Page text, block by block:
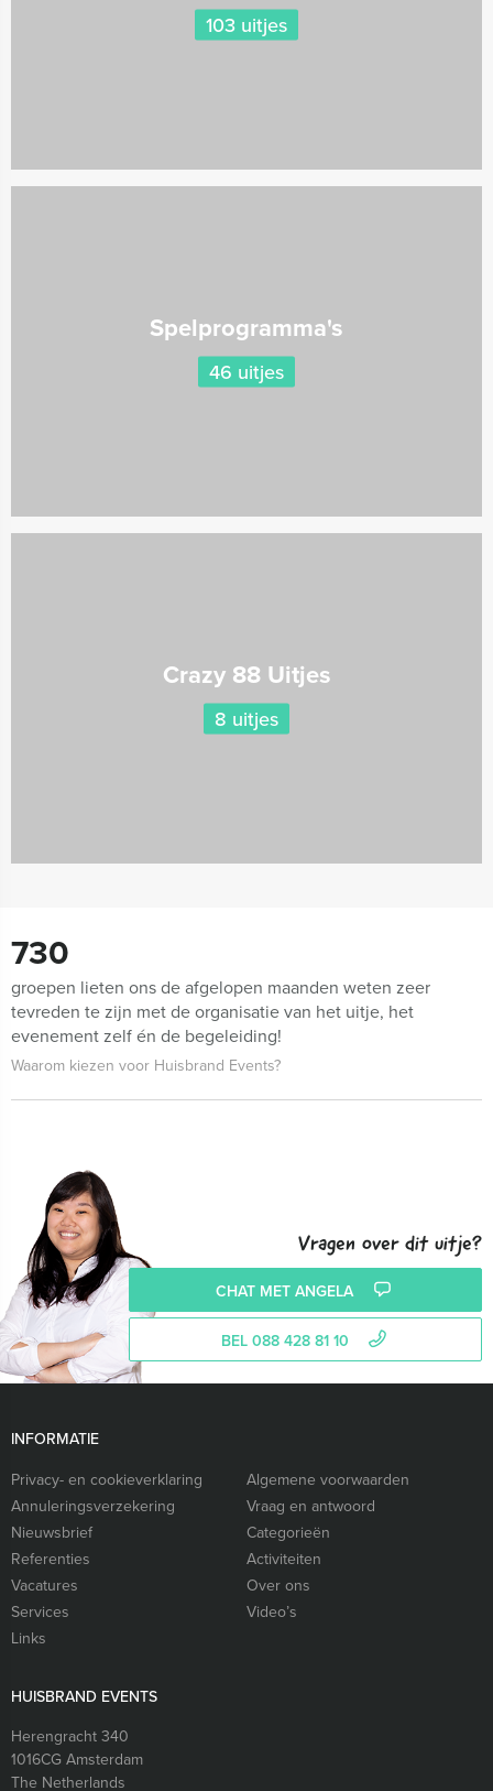
103 uitjes
Spelprogramma's
46 uitjes
Crazy 88 Uitjes
8 uitjes
730
groepen lieten ons de afgelopen maanden weten zeer
tevreden te zijn met de organisatie van het uitje, het
evenement zelf én de begeleiding!
Waarom kiezen voor Huisbrand Events?
Vragen over dit uitje?
CHAT MET ANGELA
BEL 088 428 81 10
INFORMATIE
Privacy- en cookieverklaring
Algemene voorwaarden
Annuleringsverzekering
Vraag en antwoord
Nieuwsbrief
Categorieën
Referenties
Activiteiten
Vacatures
Over ons
Services
Video’s
Links
HUISBRAND EVENTS
Herengracht 340
1016CG Amsterdam
The Netherlands